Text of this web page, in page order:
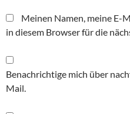
Meinen Namen, meine E-
in diesem Browser für die
Benachrichtige mich über
Mail.